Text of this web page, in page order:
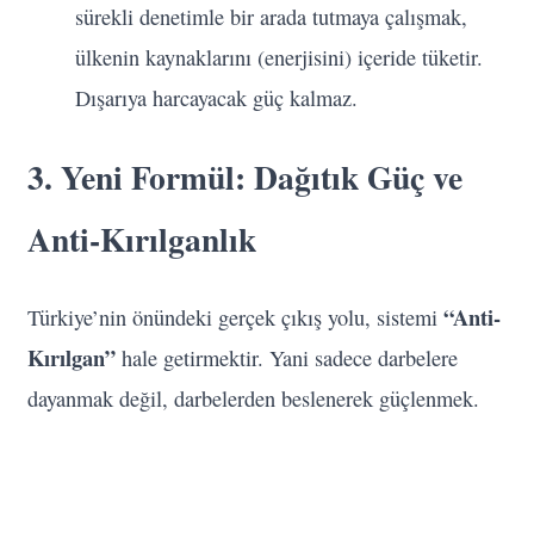
sürekli denetimle bir arada tutmaya çalışmak,
ülkenin kaynaklarını (enerjisini) içeride tüketir.
Dışarıya harcayacak güç kalmaz.
3. Yeni Formül: Dağıtık Güç ve
Anti-Kırılganlık
Türkiye’nin önündeki gerçek çıkış yolu, sistemi “Anti-
Kırılgan” hale getirmektir. Yani sadece darbelere
dayanmak değil, darbelerden beslenerek güçlenmek.